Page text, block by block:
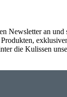
Newsletter an und
die Kulissen